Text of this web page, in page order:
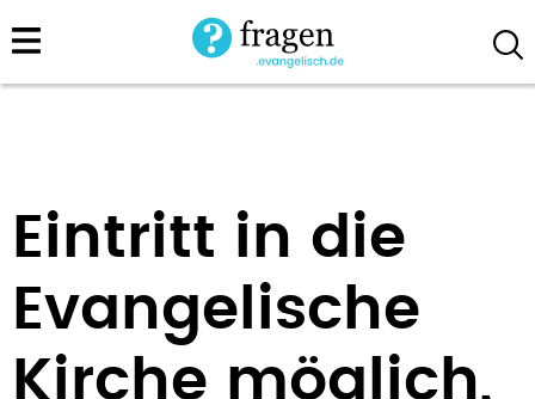
Direkt
zum
Eintritt in die
Evangelische
Kirche möglich,